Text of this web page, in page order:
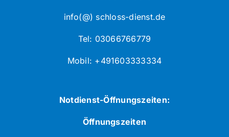
info(@) schloss-dienst.de
Tel: 03066766779
Mobil: +491603333334
Notdienst-Öffnungszeiten:
Öffnungszeiten